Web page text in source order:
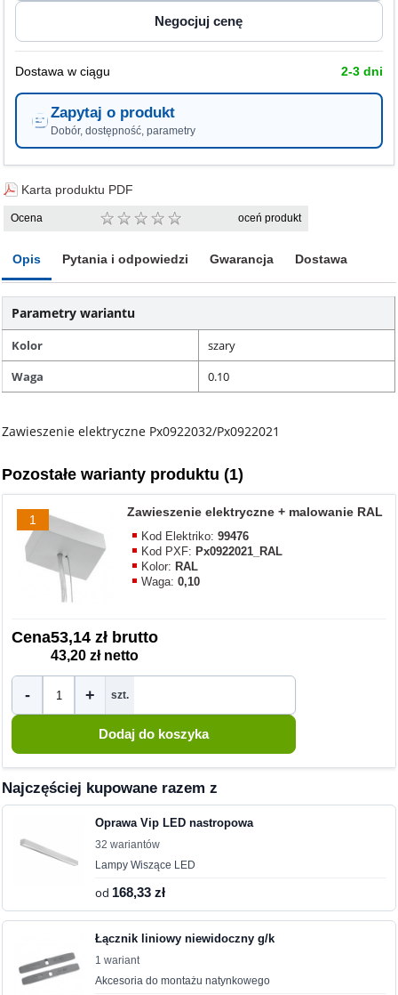
Dostawa w ciągu 2-3 dni
Zapytaj o produkt
Dobór, dostępność, parametry
Karta produktu PDF
Ocena oceń produkt
Opis Pytania i odpowiedzi Gwarancja Dostawa
Parametry wariantu
Kolor
szary
Waga
0.10
Zawieszenie elektryczne Px0922032/Px0922021
Pozostałe warianty produktu (1)
1
Zawieszenie elektryczne + malowanie RAL
Kod Elektriko:99476
Kod PXF: Px0922021_RAL
Kolor: RAL
Waga:0,10
Cena53,14 zł brutto
43,20 zł netto
- + szt.
Najczęściej kupowane razem z
Oprawa Vip LED nastropowa
32 wariantów
Lampy Wiszące LED
od 168,33 zł
Łącznik liniowy niewidoczny g/k
1 wariant
Akcesoria do montażu natynkowego